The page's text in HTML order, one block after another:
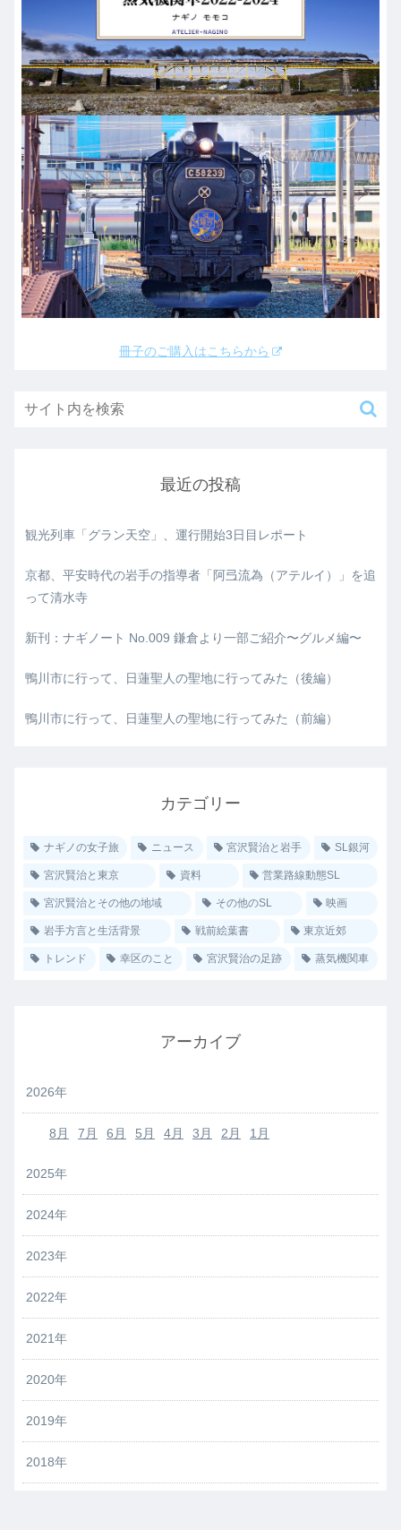
冊子のご購入はこちらから
最近の投稿
観光列車「グラン天空」、運行開始3日目レポート
京都、平安時代の岩手の指導者「阿弖流為（アテルイ）」を追
って清水寺
新刊：ナギノート No.009 鎌倉より一部ご紹介〜グルメ編〜
鴨川市に行って、日蓮聖人の聖地に行ってみた（後編）
鴨川市に行って、日蓮聖人の聖地に行ってみた（前編）
カテゴリー
ナギノの女子旅 ニュース 宮沢賢治と岩手 SL銀河
宮沢賢治と東京 資料 営業路線動態SL
宮沢賢治とその他の地域 その他のSL 映画
岩手方言と生活背景 戦前絵葉書 東京近郊
トレンド 幸区のこと 宮沢賢治の足跡 蒸気機関車
アーカイブ
2026年
8月 7月 6月 5月 4月 3月 2月 1月
2025年
2024年
2023年
2022年
2021年
2020年
2019年
2018年